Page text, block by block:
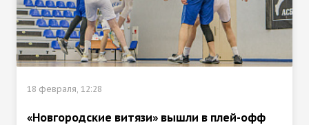
18 февраля, 12:28
«Новгородские витязи» вышли в плей-офф